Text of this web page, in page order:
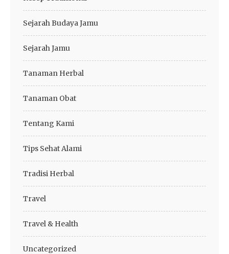
Sejarah Budaya Jamu
Sejarah Jamu
Tanaman Herbal
Tanaman Obat
Tentang Kami
Tips Sehat Alami
Tradisi Herbal
Travel
Travel & Health
Uncategorized